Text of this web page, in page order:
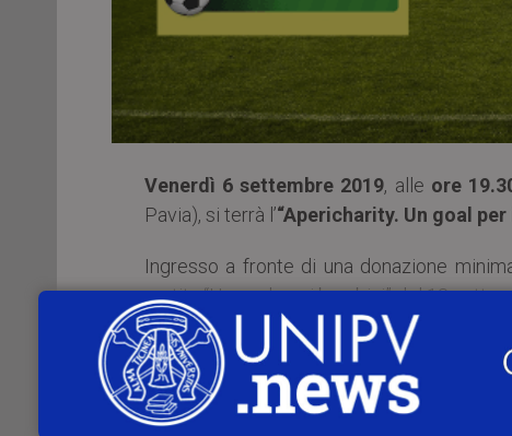
Venerdì 6 settembre 2019, alle ore
Pavia), si terrà l’“Apericharity. Un goal per
Ingresso a fronte di una donazione
partita “Un goal per i bambini” del 13
Special guest: Beppe Baresi e Giuseppe
Locandina